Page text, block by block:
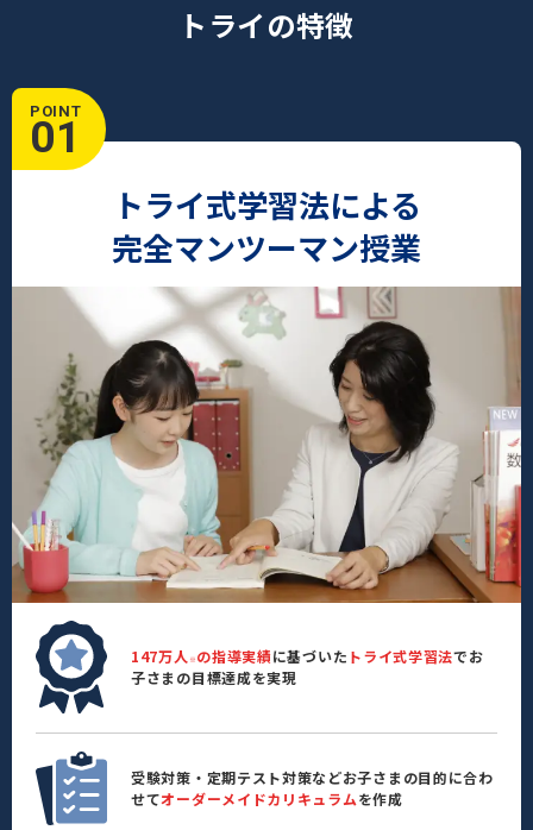
トライの特徴
POINT
01
トライ式学習法による
完全マンツーマン授業
147万人 ※ の指導実績に基づいた トライ式学習法でお
子さまの目標達成を実現
受験対策・定期テスト対策などお子さまの目的に合わ
せてオーダーメイドカリキュラムを作成